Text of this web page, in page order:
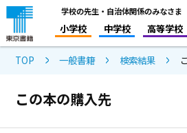
学校の先生・自治体関係のみなさま
小学校 中学校 高等学校
TOP 一般書籍 検索結果
この本の購入先